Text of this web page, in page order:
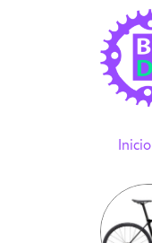
Inicio